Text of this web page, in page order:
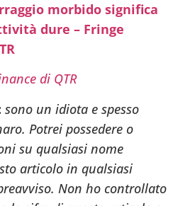
morbido significa
dure – Fringe
di QTR
sono un idiota e spesso
Potrei possedere o
su qualsiasi nome
articolo in qualsiasi
Non ho controllato